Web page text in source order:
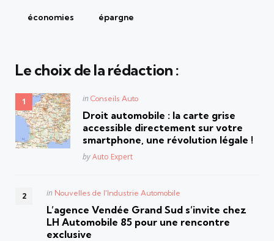
économies épargne
Le choix de la rédaction :
Posted
in Conseils Auto
Droit automobile : la carte grise
accessible directement sur votre
smartphone, une révolution légale !
Posted
byAuto Expert
Posted
in Nouvelles de l'Industrie Automobile
L’agence Vendée Grand Sud s’invite chez
LH Automobile 85 pour une rencontre
exclusive